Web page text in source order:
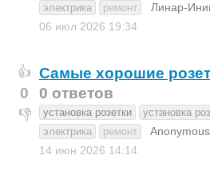
электрика
ремонт
Линар-
06 июл 2026 19:34
👍
0
👎
Самые хорошие
0 ответов
установка розетки
установка
электрика
ремонт
14 июн 2026 14:14